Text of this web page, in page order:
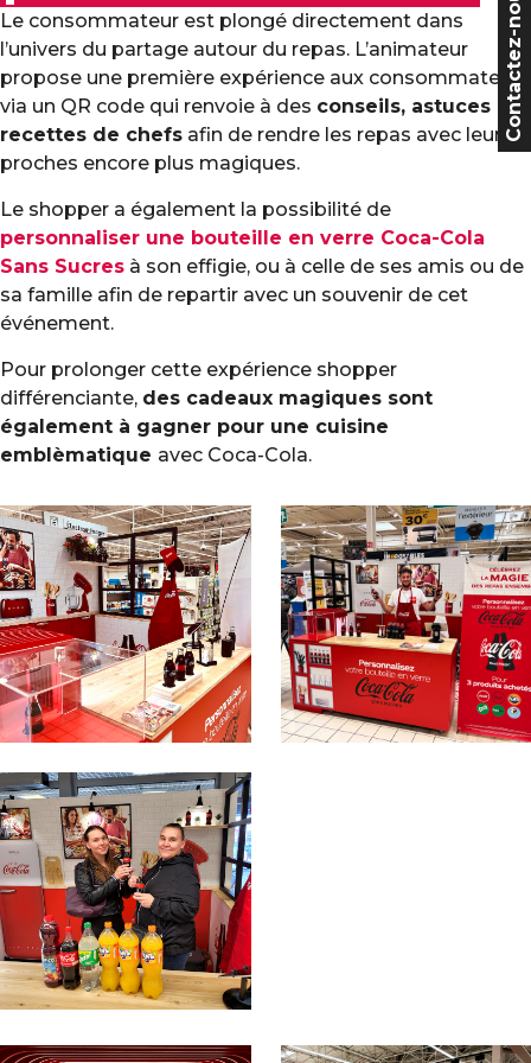
Le consommateur est plongé directement dans
l’univers du partage autour du repas. L’animateur
propose une première expérience aux consommateurs
via un QR code qui renvoie à des conseils, astuces et
recettes de chefs afin de rendre les repas avec leurs
proches encore plus magiques.
Le shopper a également la possibilité de
personnaliser une bouteille en verre Coca-Cola
Sans Sucres à son effigie, ou à celle de ses amis ou de
sa famille afin de repartir avec un souvenir de cet
événement.
Pour prolonger cette expérience shopper
différenciante, des cadeaux magiques sont
également à gagner pour une cuisine
emblèmatique avec Coca-Cola.
Contactez-nous